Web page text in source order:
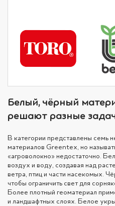
Белый, чёрный
решают разные
В категории представлены семь
материалов Greentex, но
«агроволокно» недостаточно.
воздух и воду, создавая над
ветра, птиц и части насекомых.
чтобы ограничить свет для
Более плотный геоматериал
и ландшафтных слоях. Белое